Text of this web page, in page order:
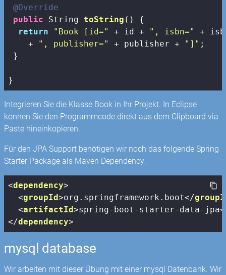
@Override
public String toString ()
{
return
"Book [id=" + id + ", isbn="
+
    +
", publisher=" + publisher + "]" ;
}
}
Integrieren Sie die Klasse Book in Ihr Projekt. In Eclipse
können Sie den Programmcode direkt aus dem Clipboard via
Paste hineinkopieren.
Für den JPA Support benötigen wir noch das folgende Spring
Starter Package als Maven Dependency:
<dependency>
<groupId>org.springframework.boot</
<artifactId>spring-boot-starter-data-jpa
</dependency>
mysql database
Wir arbeiten mit dieser Übung mit einer mysql Datenbank. Wir